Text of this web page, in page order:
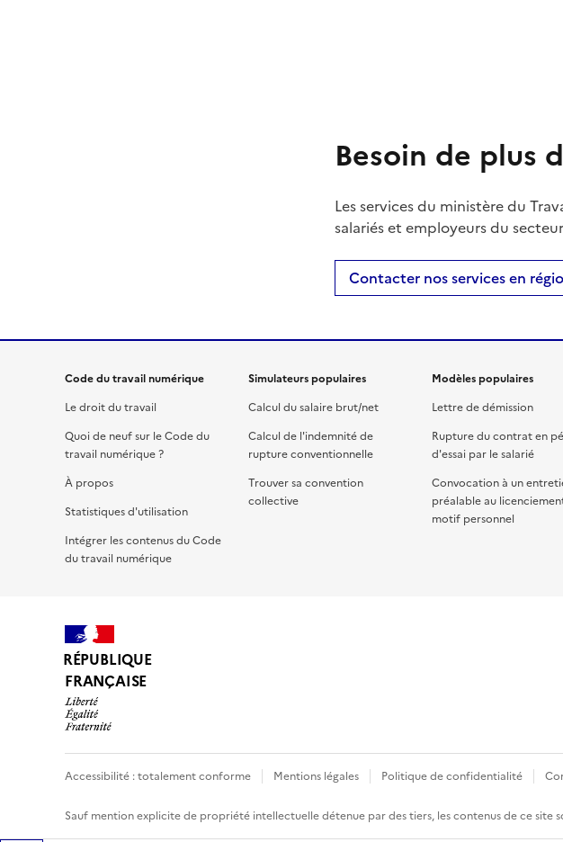
Besoin de plus
Les services du ministère du
salariés et employeurs du
Contacter nos services en
Code du travail numérique
Le droit du travail
Quoi de neuf sur le Code du
travail numérique ?
À propos
Statistiques d'utilisation
Intégrer les contenus du Code
du travail numérique
Simulateurs populaires
Calcul du salaire brut/net
Calcul de l'indemnité de
rupture conventionnelle
Trouver sa convention
collective
Modèles populaires
Lettre de démission
Rupture du contrat en
d'essai par le salarié
Convocation à un
préalable au
motif personnel
RÉPUBLIQUE
FRANÇAISE
Accessibilité : totalement conforme Mentions légales Politique de confidentialité
Sauf mention explicite de propriété intellectuelle détenue par des tiers, les contenus de ce site